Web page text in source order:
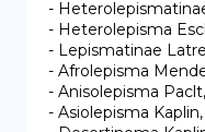
-
- Heterolepisma
- Lepismatinae
- Afrolepisma
- Anisolepisma
- Asiolepisma